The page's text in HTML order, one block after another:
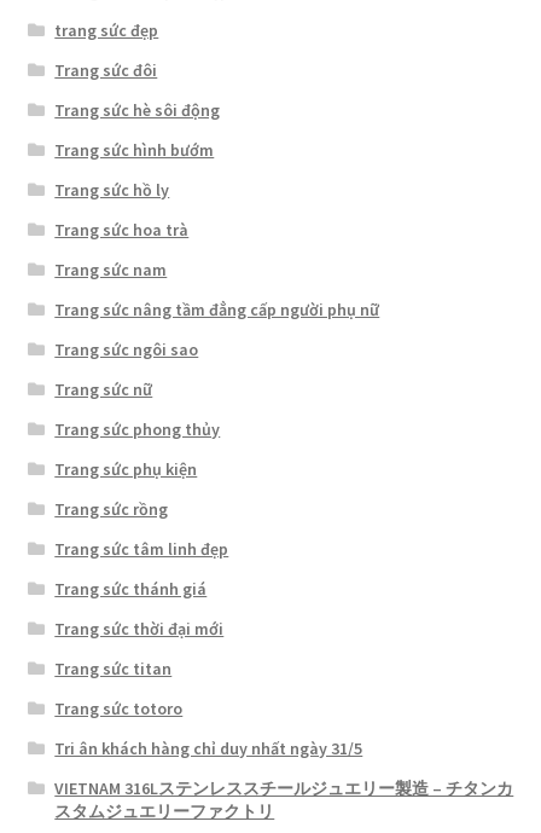
trang sức đẹp
Trang sức đôi
Trang sức hè sôi động
Trang sức hình bướm
Trang sức hồ ly
Trang sức hoa trà
Trang sức nam
Trang sức nâng tầm đẳng cấp người phụ nữ
Trang sức ngôi sao
Trang sức nữ
Trang sức phong thủy
Trang sức phụ kiện
Trang sức rồng
Trang sức tâm linh đẹp
Trang sức thánh giá
Trang sức thời đại mới
Trang sức titan
Trang sức totoro
Tri ân khách hàng chỉ duy nhất ngày 31/5
VIETNAM 316Lステンレススチールジュエリー製造 – チタンカ
スタムジュエリーファクトリ